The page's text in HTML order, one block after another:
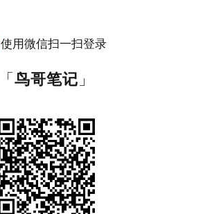
使用微信扫一扫登录
「鸟哥笔记 」